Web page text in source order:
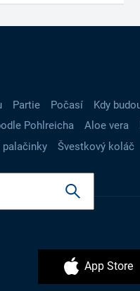
Partie Počasí Kdy
Pohlreicha Aloe vera
Švestkový koláč
App Store